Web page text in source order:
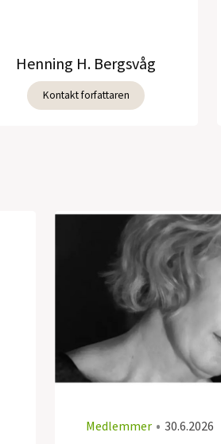
Henning H. Bergsvåg
Kontakt forfattaren
Medlemmer • 30.6.2026